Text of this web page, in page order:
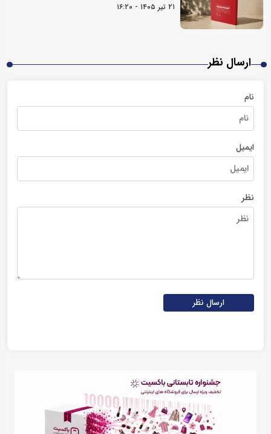
۲۱ تیر ۱۴۰۵ - ۱۶:۲۰
ارسال نظر
نام
ایمیل
نظر
ارسال نظر